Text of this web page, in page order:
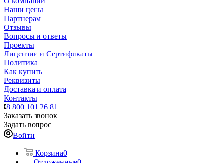
Наши цены
Партнерам
Отзывы
Вопросы и ответы
Проекты
Лицензии и Сертификаты
Политика
Как купить
Реквизиты
Доставка и оплата
Контакты
8 800 101 26 81
Заказать звонок
Задать вопрос
Войти
Корзина0